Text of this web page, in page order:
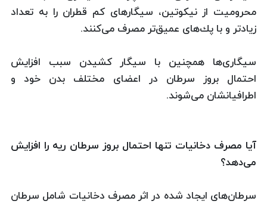
محرومیت از نیكوتین، سیگارهای كم قطران را به تعداد
زیادتر و با پك‌های عمیق‌تر مصرف می‌كنند.
سیگاری‌ها همچنین با سیگار كشیدن سبب افزایش
احتمال بروز سرطان در اعضای مختلف بدن خود و
اطرافیانشان می‌شوند.
آیا مصرف دخانیات تنها احتمال بروز سرطان ریه را افزایش
می‌دهد؟
سرطان‌های ایجاد شده در اثر مصرف دخانیات شامل سرطان